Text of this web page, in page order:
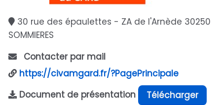
30 rue des épaulettes - ZA de l'Arnède 30250
SOMMIERES
Contacter par mail
https://civamgard.fr/?PagePrincipale
Document de présentation
Télécharger